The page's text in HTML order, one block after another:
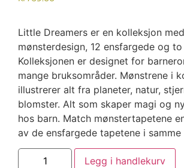
Little Dreamers er en kolleksjon
mønsterdesign, 12 ensfargede og
Kolleksjonen er designet for
mange bruksområder. Mønstrene i
illustrerer alt fra planeter, natur,
blomster. Alt som skaper magi og
hos barn. Match mønstertapetene
av de ensfargede tapetene i samme
Legg i handlekurv